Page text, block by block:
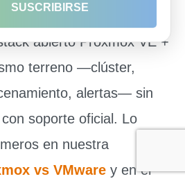
disparadotras la compra
abiertoProxmox VE +
terreno —clúster,
alertas— sin
soporte oficial. Lo
en nuestra
vs VMware y en el
SUSCRIBIRSE